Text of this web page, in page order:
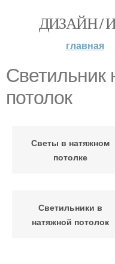
ДИЗАЙН /
главная
Светильник
потолок
Светы в натяжном
потолке
Светильники в
натяжной потолок